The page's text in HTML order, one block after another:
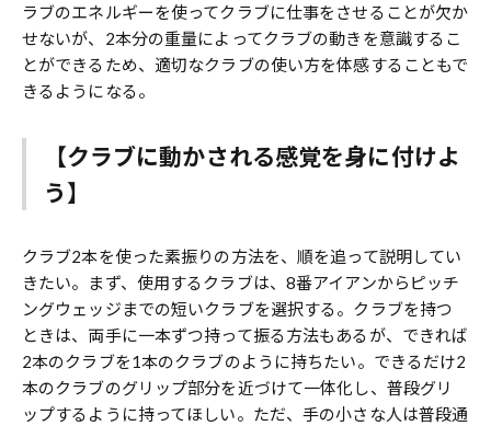
ラブのエネルギーを使ってクラブに仕事をさせることが欠か
せないが、2本分の重量によってクラブの動きを意識するこ
とができるため、適切なクラブの使い方を体感することもで
きるようになる。
【クラブに動かされる感覚を身に付けよ
う】
クラブ2本を使った素振りの方法を、順を追って説明してい
きたい。まず、使用するクラブは、8番アイアンからピッチ
ングウェッジまでの短いクラブを選択する。クラブを持つ
ときは、両手に一本ずつ持って振る方法もあるが、できれば
2本のクラブを1本のクラブのように持ちたい。できるだけ2
本のクラブのグリップ部分を近づけて一体化し、普段グリ
ップするように持ってほしい。ただ、手の小さな人は普段通